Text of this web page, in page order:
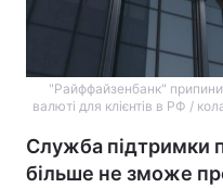
"Райффайзенбанк"
валюті для клієнтів в РФ /
Служба підтримки
більше не зможе